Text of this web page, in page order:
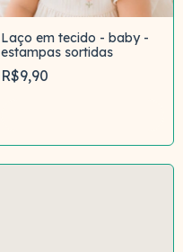
Laço em tecido - baby -
estampas sortidas
R$9,90